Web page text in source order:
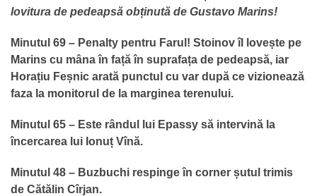
lovitura de pedeapsă obținută de Gustavo Marins!
Minutul 69 – Penalty pentru Farul! Stoinov îl lovește pe
Marins cu mâna în față în suprafața de pedeapsă, iar
Horațiu Feșnic arată punctul cu var după ce vizionează
faza la monitorul de la marginea terenului.
Minutul 65 – Este rândul lui Epassy să intervină la
încercarea lui Ionuț Vînă.
Minutul 48 – Buzbuchi respinge în corner șutul trimis
de Cătălin Cîrjan.